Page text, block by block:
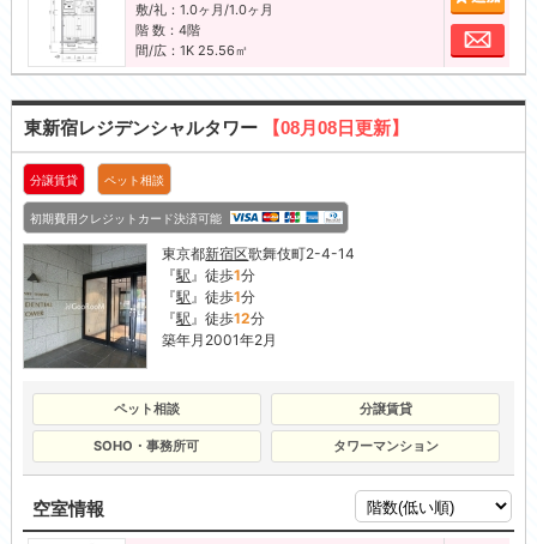
敷/礼：1.0ヶ月/1.0ヶ月
階 数：4階
間/広：1K 25.56㎡
お
東新宿レジデンシャルタワー 【08月08日更新】
分譲賃貸 ペット相談
初期費用クレジットカード決済可能
東京都新宿区歌舞伎町2-4-14
『駅』徒歩1分
『駅』徒歩1分
『駅』徒歩12分
築年月2001年2月
ペット相談 分譲賃貸
SOHO・事務所可 タワーマンション
空室情報